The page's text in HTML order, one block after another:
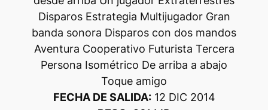
Disparos Estrategia Multijugador Gran
banda sonora Disparos con dos mandos
Aventura Cooperativo Futurista Tercera
Persona Isométrico De arriba a abajo
Toque amigo
FECHA DE SALIDA:12 DIC 2014